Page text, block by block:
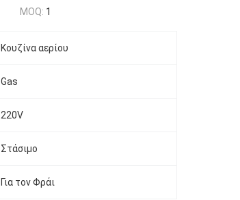
MOQ: 1
Κουζίνα αερίου
Gas
220V
Στάσιμο
Για τον Φράι